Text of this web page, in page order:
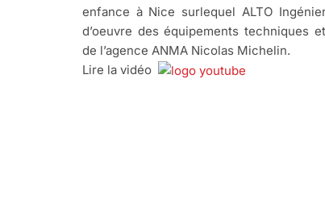
enfance à Nice surlequel ALTO
d’oeuvre des équipements techniques
de l’agence ANMA Nicolas Michelin.
Lire la vidéo